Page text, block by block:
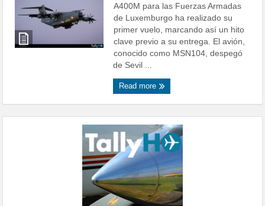
A400M para las Fuerzas Armadas
de Luxemburgo ha realizado su
primer vuelo, marcando así un hito
clave previo a su entrega. El avión,
conocido como MSN104, despegó
de Sevil ...
Read more